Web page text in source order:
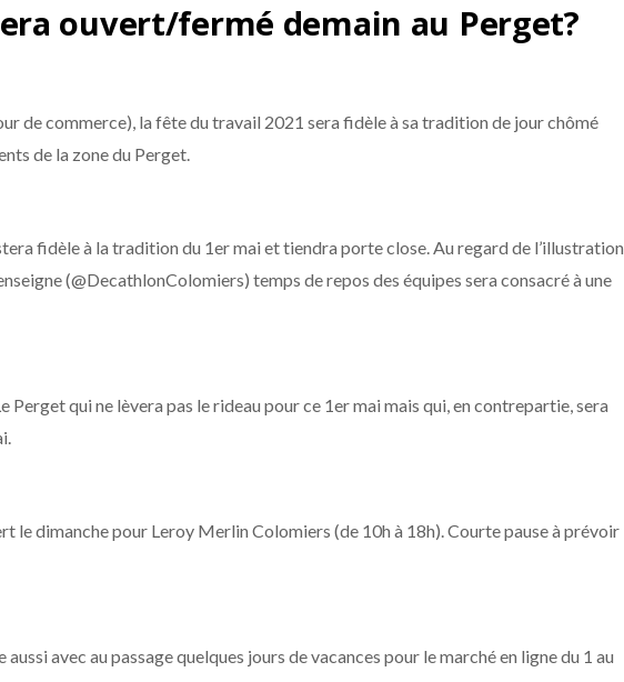
ouvert/fermé demain au Perget?
de commerce), la fête du travail 2021 sera fidèle à sa tradition de jour chômé
de la zone du Perget.
fidèle à la tradition du 1er mai et tiendra porte close. Au regard de l’illustration
(@DecathlonColomiers) temps de repos des équipes sera consacré à une
qui ne lèvera pas le rideau pour ce 1er mai mais qui, en contrepartie, sera
le dimanche pour Leroy Merlin Colomiers (de 10h à 18h). Courte pause à prévoir
avec au passage quelques jours de vacances pour le marché en ligne du 1 au